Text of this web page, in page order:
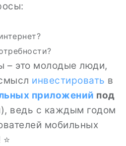
– это молодые люди,
инвестировать в
приложений под
ведь с каждым годом
мобильных